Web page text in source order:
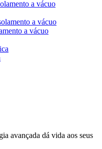
a vácuo
a vácuo
avançada dá vida aos seus